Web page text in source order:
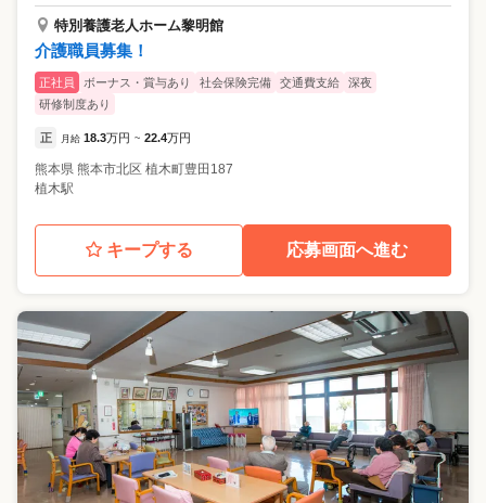
特別養護老人ホーム黎明館
介護職員募集！
正社員 ボーナス・賞与あり 社会保険完備 交通費支給
深夜
研修制度あり
正 月給 18.3万円 ~ 22.4万円
熊本県 熊本市北区 植木町豊田187
植木駅
キープする 応募画面へ進む